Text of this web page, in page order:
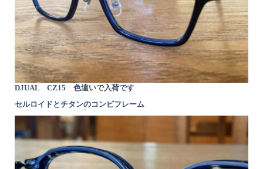
DJUAL CZ15 色違いで入荷です
セルロイドとチタンのコンビフレーム